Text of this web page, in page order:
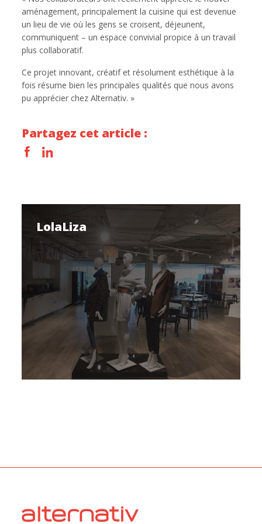
aménagement, principalement la cuisine qui est devenue
un lieu de vie où les gens se croisent, déjeunent,
communiquent – un espace convivial propice à un travail
plus collaboratif.
Ce projet innovant, créatif et résolument esthétique à la
fois résume bien les principales qualités que nous avons
pu apprécier chez Alternativ. »
Partagez cet article :
LolaLiza